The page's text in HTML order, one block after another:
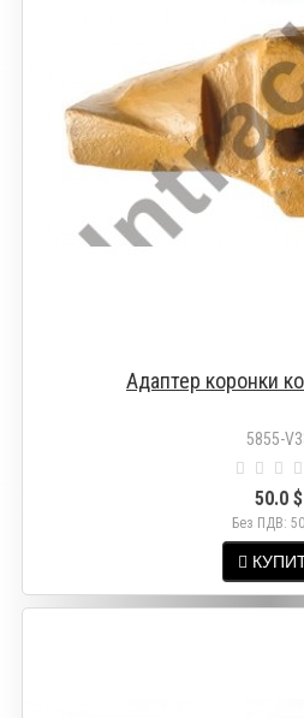
Адаптер коронки
5855-
50.0 $
Без ПДВ: